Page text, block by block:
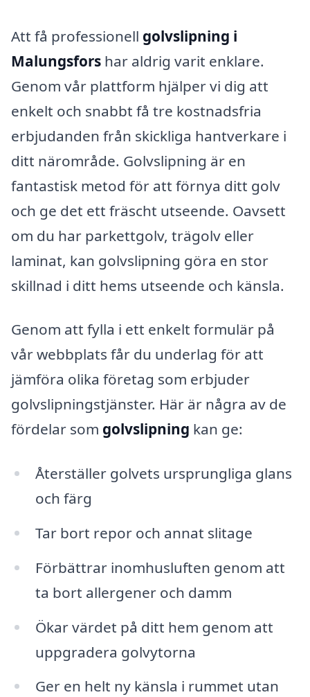
Att få professionell golvslipning i
Malungsfors har aldrig varit enklare.
Genom vår plattform hjälper vi dig att
enkelt och snabbt få tre kostnadsfria
erbjudanden från skickliga hantverkare i
ditt närområde. Golvslipning är en
fantastisk metod för att förnya ditt golv
och ge det ett fräscht utseende. Oavsett
om du har parkettgolv, trägolv eller
laminat, kan golvslipning göra en stor
skillnad i ditt hems utseende och känsla.
Genom att fylla i ett enkelt formulär på
vår webbplats får du underlag för att
jämföra olika företag som erbjuder
golvslipningstjänster. Här är några av de
fördelar som golvslipning kan ge:
Återställer golvets ursprungliga glans
och färg
Tar bort repor och annat slitage
Förbättrar inomhusluften genom att
ta bort allergener och damm
Ökar värdet på ditt hem genom att
uppgradera golvytorna
Ger en helt ny känsla i rummet utan